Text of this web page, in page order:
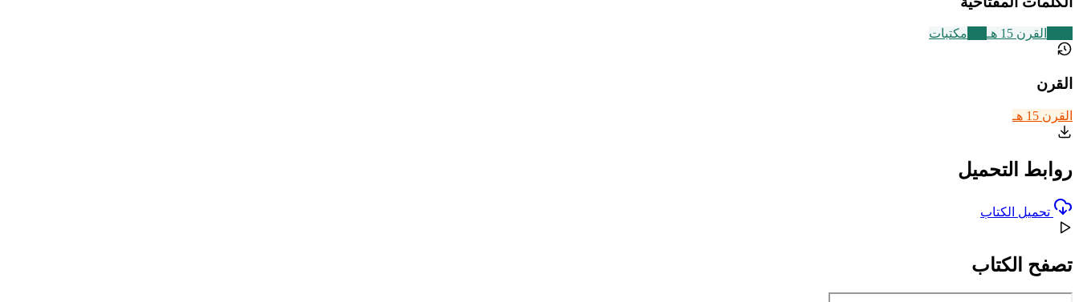
القرن 15 هـ مكتبات
القرن
القرن 15 هـ
روابط التحميل
تحميل الكتاب
تصفح الكتاب